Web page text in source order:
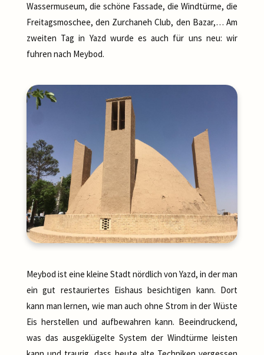
Wassermuseum, die schöne Fassade, die Windtürme, die
Freitagsmoschee, den Zurchaneh Club, den Bazar,… Am
zweiten Tag in Yazd wurde es auch für uns neu: wir
fuhren nach Meybod.
Meybod ist eine kleine Stadt nördlich von Yazd, in der man
ein gut restauriertes Eishaus besichtigen kann. Dort
kann man lernen, wie man auch ohne Strom in der Wüste
Eis herstellen und aufbewahren kann. Beeindruckend,
was das ausgeklügelte System der Windtürme leisten